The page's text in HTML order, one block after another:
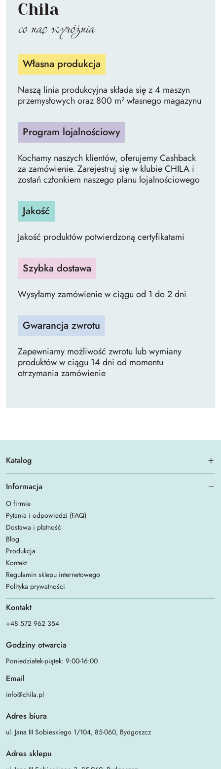
Chila
co nas wyróżnia
Własna produkcja
Naszą linia produkcyjna składa się z 4 maszyn
przemysłowych oraz 800 m² własnego magazynu
Program lojalnościowy
Kochamy naszych klientów, oferujemy Cashback
za zamówienie. Zarejestruj się w klubie CHILA i
zostań członkiem naszego planu lojalnościowego
Jakość
Jakość produktów potwierdzoną certyfikatami
Szybka dostawa
Wysyłamy zamówienie w ciągu od 1 do 2 dni
Gwarancja zwrotu
Zapewniamy możliwość zwrotu lub wymiany
produktów w ciągu 14 dni od momentu
otrzymania zamówienie
Katalog
Informacja
O firmie
Pytania i odpowiedzi (FAQ)
Dostawa i płatność
Blog
Produkcja
Kontakt
Regulamin sklepu internetowego
Polityka prywatności
Kontakt
+48 572 962 354
Godziny otwarcia
Poniedziałek-piątek: 9:00-16:00
Email
info@chila.pl
Adres biura
ul. Jana III Sobieskiego 1/104, 85-060, Bydgoszcz
Adres sklepu